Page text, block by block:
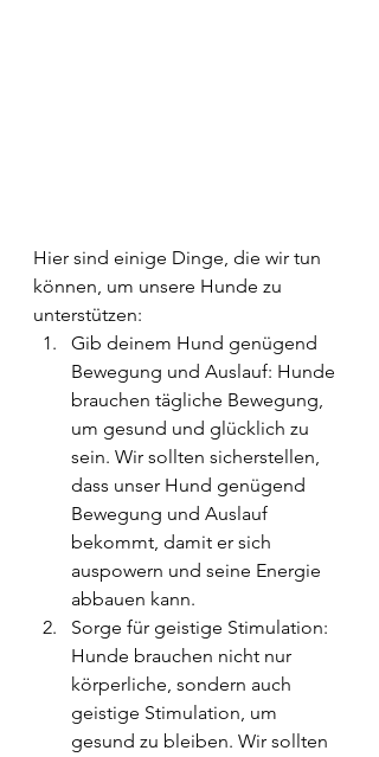
Hier sind einige Dinge, die wir tun
können, um unsere Hunde zu
unterstützen:
Gib deinem Hund genügend
Bewegung und Auslauf: Hunde
brauchen tägliche Bewegung,
um gesund und glücklich zu
sein. Wir sollten sicherstellen,
dass unser Hund genügend
Bewegung und Auslauf
bekommt, damit er sich
auspowern und seine Energie
abbauen kann.
Sorge für geistige Stimulation:
Hunde brauchen nicht nur
körperliche, sondern auch
geistige Stimulation, um
gesund zu bleiben. Wir sollten